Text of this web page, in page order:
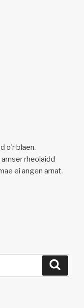
o'r blaen.
rheolaidd
ei angen arnat.